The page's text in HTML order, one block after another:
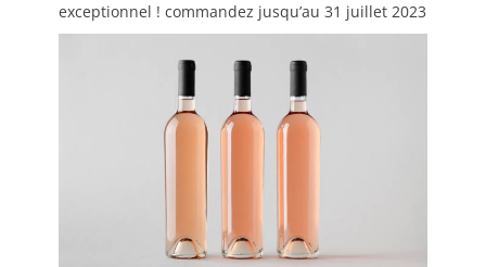
exceptionnel ! commandez jusqu’au 31 juillet 2023